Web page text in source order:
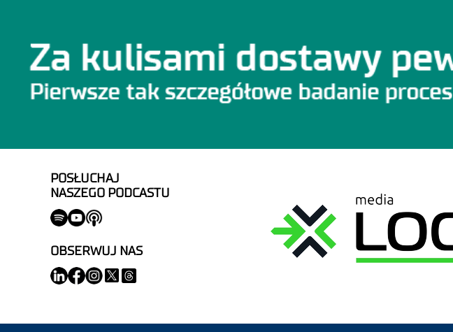
POSŁUCHAJ
NASZEGO PODCASTU
OBSERWUJ NAS